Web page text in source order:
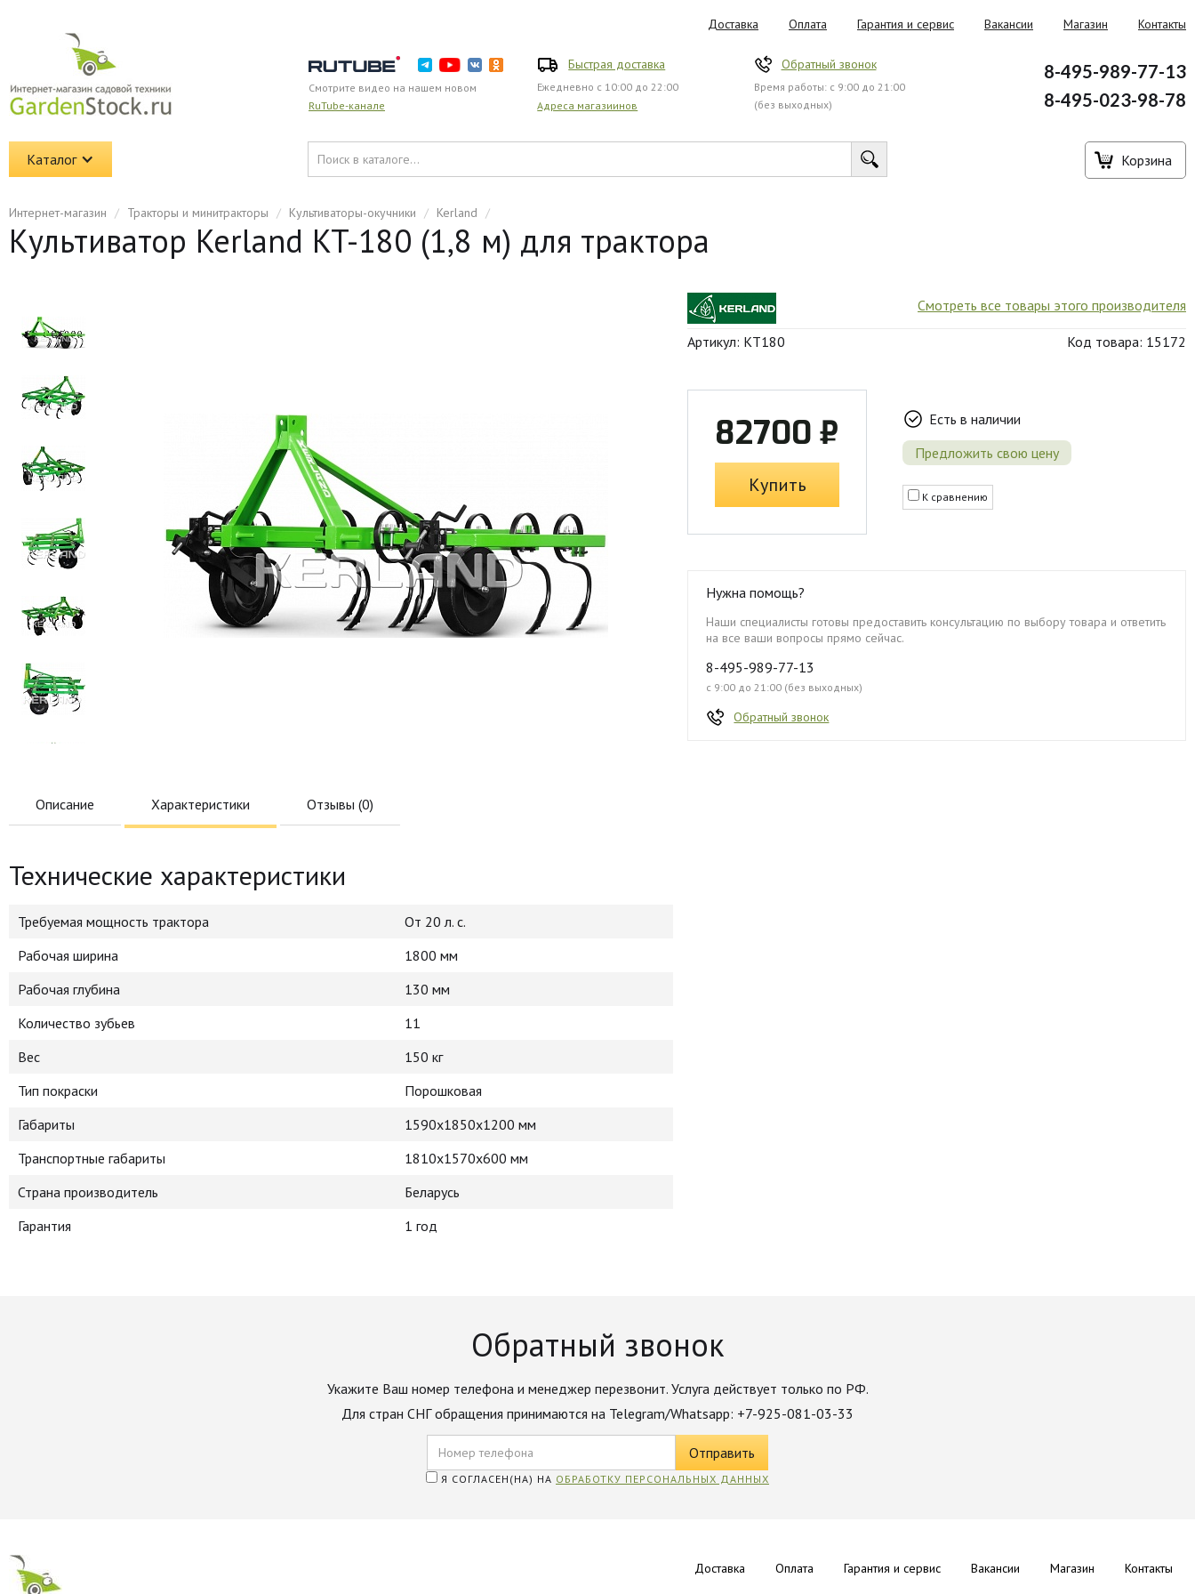
Доставка Оплата Гарантия и сервис Вакансии Магазин Контакты
Смотрите видео на нашем новом
RuTube-канале
Быстрая доставка
Ежедневно с 10:00 до 22:00
Адреса магазиинов
Обратный звонок
Время работы: с 9:00 до 21:00
(без выходных)
8-495-989-77-13
8-495-023-98-78
Каталог Корзина
Интернет-магазин / Тракторы и минитракторы / Культиваторы-окучники / Kerland /
Культиватор Kerland KT-180 (1,8 м) для трактора
Смотреть все товары этого производителя
Артикул: КТ180 Код товара: 15172
82700 ₽
Купить
Есть в наличии
Предложить свою цену
К сравнению
Нужна помощь?
Наши специалисты готовы предоставить консультацию по выбору товара и ответить
на все ваши вопросы прямо сейчас.
8-495-989-77-13
с 9:00 до 21:00 (без выходных)
Обратный звонок
Описание Характеристики Отзывы (0)
Технические характеристики
Требуемая мощность трактора
От 20 л. с.
Рабочая ширина
1800 мм
Рабочая глубина
130 мм
Количество зубьев
11
Вес
150 кг
Тип покраски
Порошковая
Габариты
1590х1850х1200 мм
Транспортные габариты
1810х1570х600 мм
Страна производитель
Беларусь
Гарантия
1 год
Обратный звонок
Укажите Ваш номер телефона и менеджер перезвонит. Услуга действует только по РФ.
Для стран СНГ обращения принимаются на Telegram/Whatsapp: +7-925-081-03-33
Я СОГЛАСЕН(НА) НА ОБРАБОТКУ ПЕРСОНАЛЬНЫХ ДАННЫХ
Доставка Оплата Гарантия и сервис Вакансии Магазин Контакты